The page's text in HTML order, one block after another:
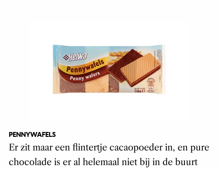
PENNYWAFELS
Er zit maar een flintertje cacaopoeder in, en pure
chocolade is er al helemaal niet bij in de buurt